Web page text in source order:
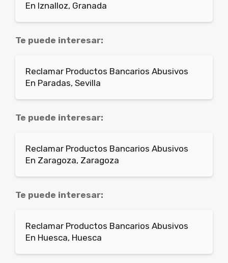
En Iznalloz, Granada
Te puede interesar:
Reclamar Productos Bancarios Abusivos
En Paradas, Sevilla
Te puede interesar:
Reclamar Productos Bancarios Abusivos
En Zaragoza, Zaragoza
Te puede interesar:
Reclamar Productos Bancarios Abusivos
En Huesca, Huesca